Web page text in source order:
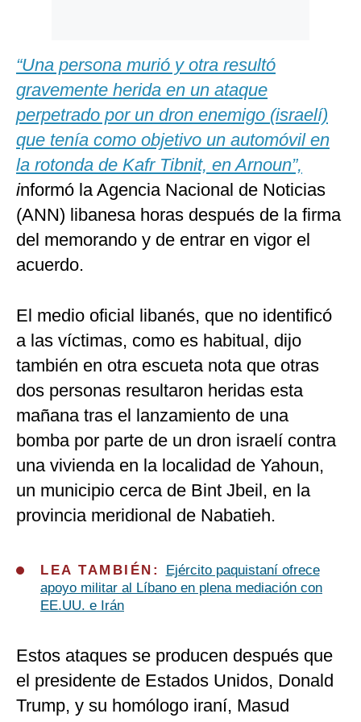
“Una persona murió y otra resultó
gravemente herida en un ataque
perpetrado por un dron enemigo (israelí)
que tenía como objetivo un automóvil en
la rotonda de Kafr Tibnit, en Arnoun”,
informó la Agencia Nacional de Noticias
(ANN) libanesa horas después de la firma
del memorando y de entrar en vigor el
acuerdo.
El medio oficial libanés, que no identificó
a las víctimas, como es habitual, dijo
también en otra escueta nota que otras
dos personas resultaron heridas esta
mañana tras el lanzamiento de una
bomba por parte de un dron israelí contra
una vivienda en la localidad de Yahoun,
un municipio cerca de Bint Jbeil, en la
provincia meridional de Nabatieh.
LEA TAMBIÉN:
Ejército paquistaní ofrece
apoyo militar al Líbano en plena mediación con
EE.UU. e Irán
Estos ataques se producen después que
el presidente de Estados Unidos, Donald
Trump, y su homólogo iraní, Masud